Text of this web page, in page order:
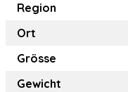
Region
Ort
Grösse
Gewicht